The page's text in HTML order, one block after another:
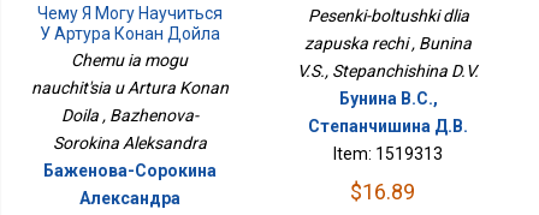
Чему Я Могу Научиться
У Артура Конан Дойла
Chemu ia mogu
nauchit'sia u Artura Konan
Doila , Bazhenova-
Sorokina Aleksandra
Баженова-Сорокина
Александра
Pesenki-boltushki dlia
zapuska rechi , Bunina
V.S., Stepanchishina D.V.
Бунина В.С.,
Степанчишина Д.В.
Item: 1519313
$16.89